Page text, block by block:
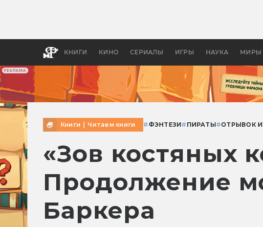
РЕКЛАМА
КНИГИ КИНО СЕРИАЛЫ ИГРЫ НАУКА МИРЫ
бы «Властелина
Книги Читаем книги # ФЭНТЕЗИ# ПИРАТЫ#ОТРЫВОК
«Зов костяных
Продолжение
Баркера